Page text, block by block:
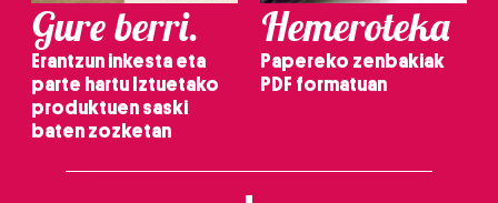
Gure berri.
Erantzun inkesta eta
parte hartu Iztuetako
produktuen saski
baten zozketan
Hemeroteka
Papereko zenbakiak
PDF formatuan